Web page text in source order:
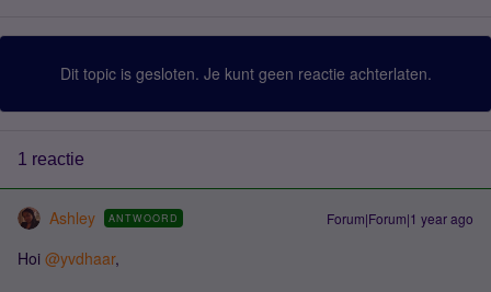
Dit topic is gesloten. Je kunt geen reactie achterlaten.
1 reactie
Ashley ANTWOORD Forum|Forum|1 year ago
Hoi @yvdhaar,